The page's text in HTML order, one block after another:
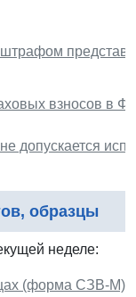
штрафом
взносов в
допускается
образцы
неделе:
(форма СЗВ-М)